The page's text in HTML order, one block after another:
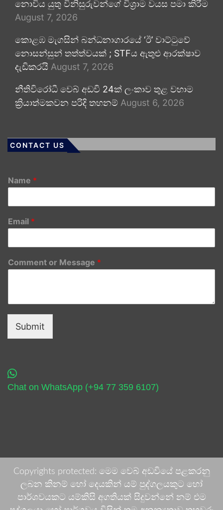
නොවිය යුතු විනිසුරුවන්ගේ විශ්‍රාම වයස පමා කිරීම
August 7, 2026
කොළඹ මැගසින් බන්ධනාගාරයේ ‘ඊ’ වාට්ටුවේ
නොසන්සුන් තත්ත්වයක් ; STFය ඇතුළු ආරක්ෂාව
දැඩිකරයි August 7, 2026
නීතිවිරෝධී වෙබ් අඩවි 24ක් ලංකාව තුළ වහාම
ක්‍රියාත්මකවන පරිදි තහනම් August 6, 2026
CONTACT US
Name *
Email *
Comment or Message *
Submit
Chat on WhatsApp (+94 77 359 6107)
Copyrights protected: මෙම වෙබ් අඩවියේ පළකරනු
ලබන කිනම් හෝ දෙයකින් යම් පුද්ගලයකුට හෝ
පාර්ශවයකට යම්කිසි අගතියක් සිදුවන්නේ නම් එම